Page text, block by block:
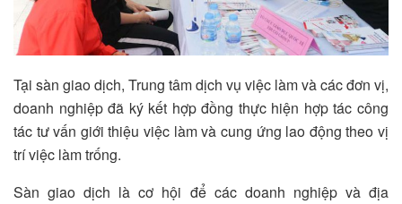
Tại sàn giao dịch, Trung tâm dịch vụ việc làm và các đơn vị,
doanh nghiệp đã ký kết hợp đồng thực hiện hợp tác công
tác tư vấn giới thiệu việc làm và cung ứng lao động theo vị
trí việc làm trống.
Sàn giao dịch là cơ hội để các doanh nghiệp và địa